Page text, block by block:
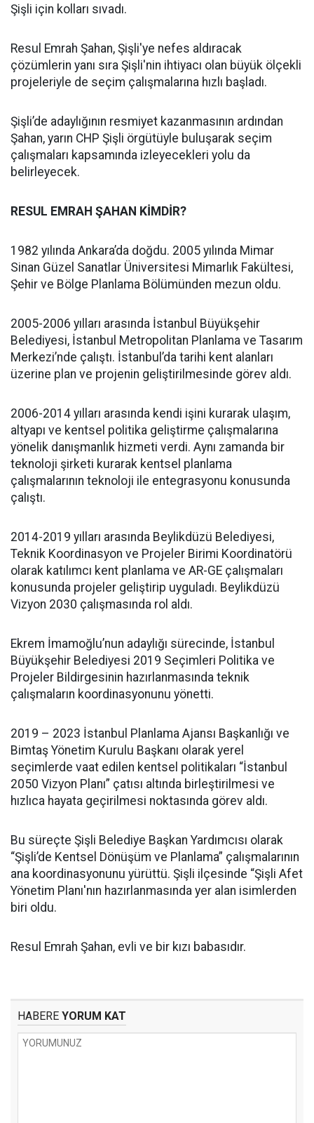
Şişli için kolları sıvadı.
Resul Emrah Şahan, Şişli'ye nefes aldıracak
çözümlerin yanı sıra Şişli'nin ihtiyacı olan büyük ölçekli
projeleriyle de seçim çalışmalarına hızlı başladı.
Şişli’de adaylığının resmiyet kazanmasının ardından
Şahan, yarın CHP Şişli örgütüyle buluşarak seçim
çalışmaları kapsamında izleyecekleri yolu da
belirleyecek.
RESUL EMRAH ŞAHAN KİMDİR?
1982 yılında Ankara’da doğdu. 2005 yılında Mimar
Sinan Güzel Sanatlar Üniversitesi Mimarlık Fakültesi,
Şehir ve Bölge Planlama Bölümünden mezun oldu.
2005-2006 yılları arasında İstanbul Büyükşehir
Belediyesi, İstanbul Metropolitan Planlama ve Tasarım
Merkezi’nde çalıştı. İstanbul’da tarihi kent alanları
üzerine plan ve projenin geliştirilmesinde görev aldı.
2006-2014 yılları arasında kendi işini kurarak ulaşım,
altyapı ve kentsel politika geliştirme çalışmalarına
yönelik danışmanlık hizmeti verdi. Aynı zamanda bir
teknoloji şirketi kurarak kentsel planlama
çalışmalarının teknoloji ile entegrasyonu konusunda
çalıştı.
2014-2019 yılları arasında Beylikdüzü Belediyesi,
Teknik Koordinasyon ve Projeler Birimi Koordinatörü
olarak katılımcı kent planlama ve AR-GE çalışmaları
konusunda projeler geliştirip uyguladı. Beylikdüzü
Vizyon 2030 çalışmasında rol aldı.
Ekrem İmamoğlu’nun adaylığı sürecinde, İstanbul
Büyükşehir Belediyesi 2019 Seçimleri Politika ve
Projeler Bildirgesinin hazırlanmasında teknik
çalışmaların koordinasyonunu yönetti.
2019 – 2023 İstanbul Planlama Ajansı Başkanlığı ve
Bimtaş Yönetim Kurulu Başkanı olarak yerel
seçimlerde vaat edilen kentsel politikaları “İstanbul
2050 Vizyon Planı” çatısı altında birleştirilmesi ve
hızlıca hayata geçirilmesi noktasında görev aldı.
Bu süreçte Şişli Belediye Başkan Yardımcısı olarak
“Şişli’de Kentsel Dönüşüm ve Planlama” çalışmalarının
ana koordinasyonunu yürüttü. Şişli ilçesinde “Şişli Afet
Yönetim Planı'nın hazırlanmasında yer alan isimlerden
biri oldu.
Resul Emrah Şahan, evli ve bir kızı babasıdır.
HABERE YORUM KAT